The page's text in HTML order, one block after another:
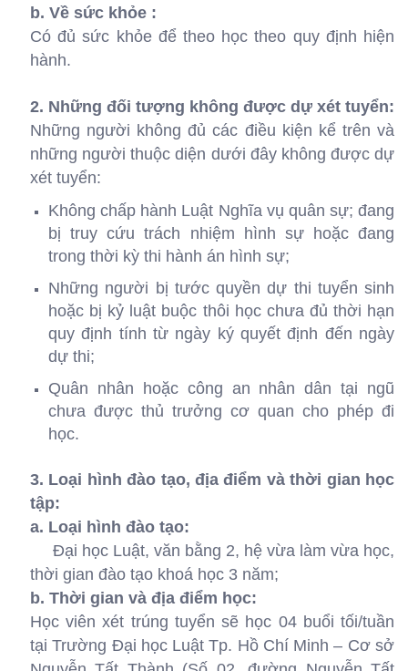
b. Về sức khỏe :
Có đủ sức khỏe để theo học theo quy định hiện
hành.
2. Những đối tượng không được dự xét tuyển:
Những người không đủ các điều kiện kể trên và
những người thuộc diện dưới đây không được dự
xét tuyển:
Không chấp hành Luật Nghĩa vụ quân sự; đang
bị truy cứu trách nhiệm hình sự hoặc đang
trong thời kỳ thi hành án hình sự;
Những người bị tước quyền dự thi tuyển sinh
hoặc bị kỷ luật buộc thôi học chưa đủ thời hạn
quy định tính từ ngày ký quyết định đến ngày
dự thi;
Quân nhân hoặc công an nhân dân tại ngũ
chưa được thủ trưởng cơ quan cho phép đi
học.
3. Loại hình đào tạo, địa điểm và thời gian học
tập:
a. Loại hình đào tạo:
Đại học Luật, văn bằng 2, hệ vừa làm vừa học,
thời gian đào tạo khoá học 3 năm;
b. Thời gian và địa điểm học:
Học viên xét trúng tuyển sẽ học 04 buổi tối/tuần
tại Trường Đại học Luật Tp. Hồ Chí Minh – Cơ sở